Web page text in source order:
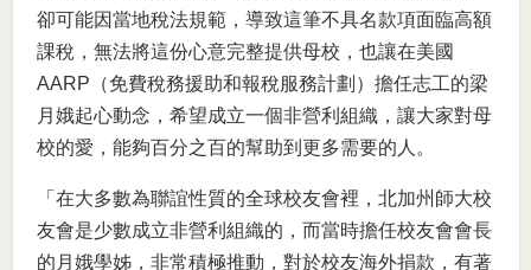
卻可能因當地稅法規範，導致這筆不具名款項面臨高額
課稅，無法將這份心意完整提供母校，也讓在美國
AARP（免費稅務援助和報稅服務計劃）擔任志工的梁
月娥起心動念，希望成立一個非營利組織，讓大家對母
校的愛，能夠百分之百的幫助到更多需要的人。
「在大多數為聯誼性質的全球校友會裡，北加州師大校
友會是少數成立非營利組織的，而當時擔任校友會會長
的月娥學姊，非常積極推動，對於校友海外捐款，有著